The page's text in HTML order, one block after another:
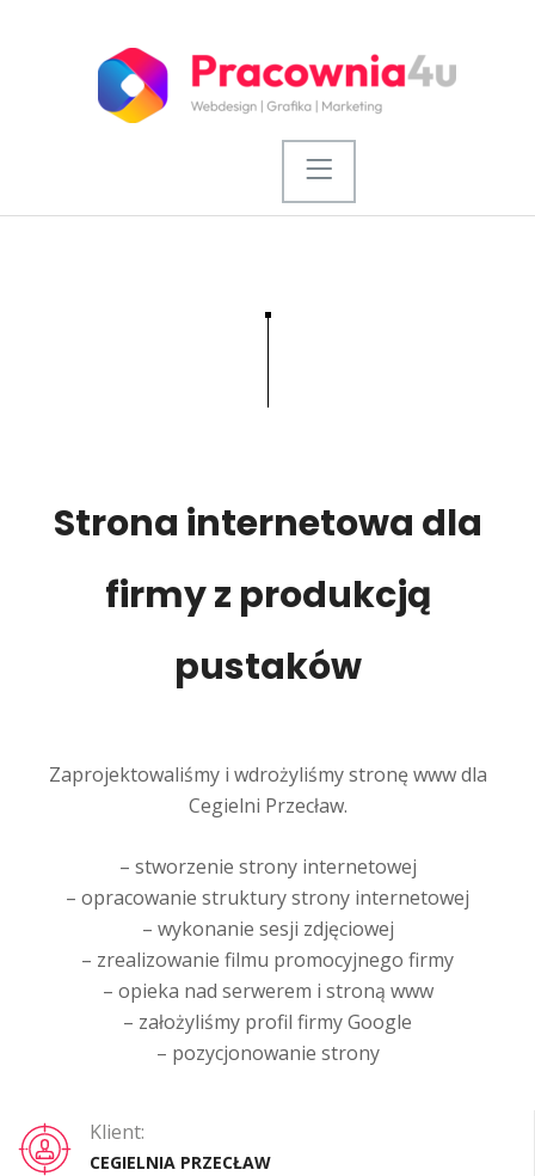
Strona internetowa dla
firmy z produkcją
pustaków
Zaprojektowaliśmy i wdrożyliśmy stronę www dla
Cegielni Przecław.
– stworzenie strony internetowej
– opracowanie struktury strony internetowej
– wykonanie sesji zdjęciowej
– zrealizowanie filmu promocyjnego firmy
– opieka nad serwerem i stroną www
– założyliśmy profil firmy Google
– pozycjonowanie strony
Klient:
CEGIELNIA PRZECŁAW